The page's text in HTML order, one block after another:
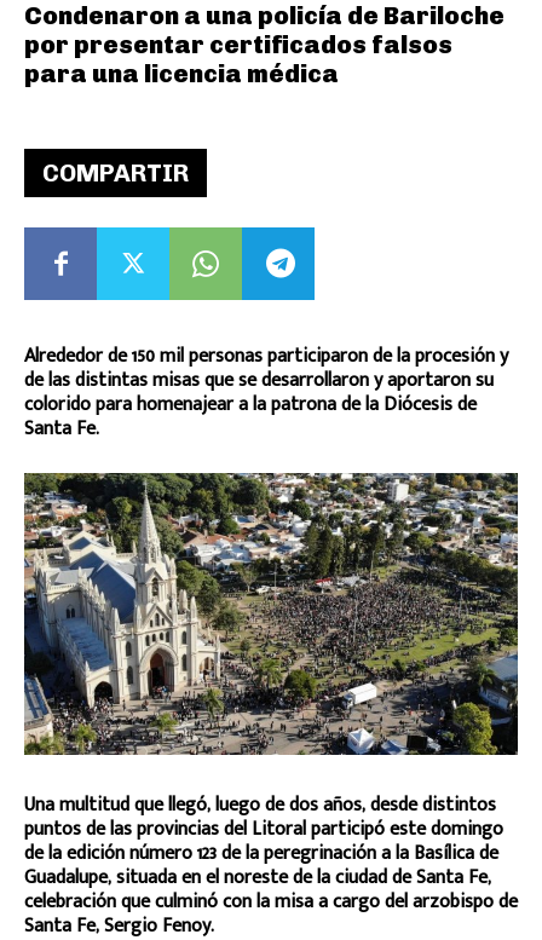
COMPARTIR
Alrededor de 150 mil personas participaron de la procesión y
de las distintas misas que se desarrollaron y aportaron su
colorido para homenajear a la patrona de la Diócesis de
Santa Fe.
Una multitud que llegó, luego de dos años, desde distintos
puntos de las provincias del Litoral participó este domingo
de la edición número 123 de la peregrinación a la Basílica de
Guadalupe, situada en el noreste de la ciudad de Santa Fe,
celebración que culminó con la misa a cargo del arzobispo de
Santa Fe, Sergio Fenoy.
Condenaron a una policía de Bariloche
por presentar certificados falsos
para una licencia médica